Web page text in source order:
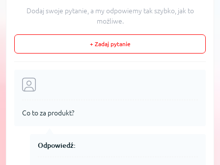
Dodaj swoje pytanie, a my odpowiemy tak szybko, jak to
możliwe.
+ Zadaj pytanie
Co to za produkt?
Odpowiedź: